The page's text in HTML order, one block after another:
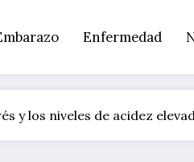
Enfermedad
y los niveles de acidez